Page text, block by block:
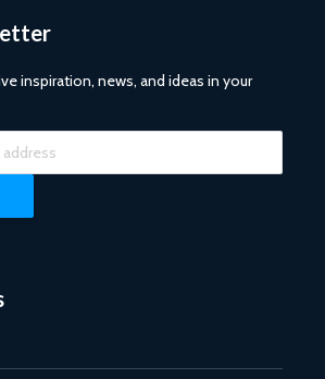
inspiration, news, and ideas in your